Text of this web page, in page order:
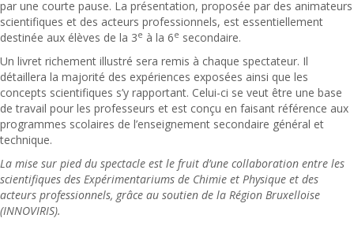
par une courte pause. La présentation, proposée par des animateurs
scientifiques et des acteurs professionnels, est essentiellement
destinée aux élèves de la 3e à la 6e secondaire.
Un livret richement illustré sera remis à chaque spectateur. Il
détaillera la majorité des expériences exposées ainsi que les
concepts scientifiques s’y rapportant. Celui-ci se veut être une base
de travail pour les professeurs et est conçu en faisant référence aux
programmes scolaires de l’enseignement secondaire général et
technique.
La mise sur pied du spectacle est le fruit d’une collaboration entre les
scientifiques des Expérimentariums de Chimie et Physique et des
acteurs professionnels, grâce au soutien de la Région Bruxelloise
(INNOVIRIS).